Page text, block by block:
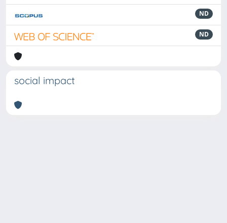
ND
ND
social impact